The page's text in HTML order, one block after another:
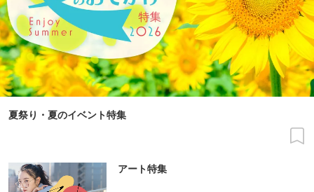
夏祭り・夏のイベント特集
アート特集